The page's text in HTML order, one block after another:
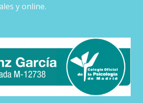
y online.